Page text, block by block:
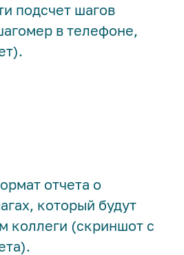
подсчет шагов
в телефоне,
отчета о
который будут
коллеги (скриншот с